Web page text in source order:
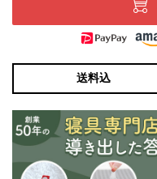
送料込